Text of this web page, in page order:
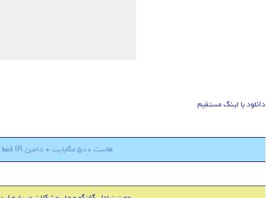
دانلود با لینک مستقیم
هاست 500 مگابایت + دامین IR فقط 18000 تومان